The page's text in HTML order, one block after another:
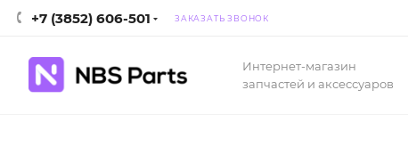
+7 (3852) 606-501 ЗАКАЗАТЬ ЗВОНОК
Интернет-магазин
запчастей и аксессуаров